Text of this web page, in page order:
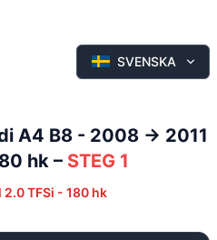
SVENSKA
A4 B8 - 2008 -> 2011
hk– STEG 1
2.0 TFSi - 180 hk